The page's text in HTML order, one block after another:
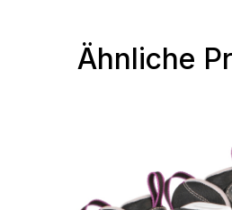
Produktgalerie überspringen
Ähnliche